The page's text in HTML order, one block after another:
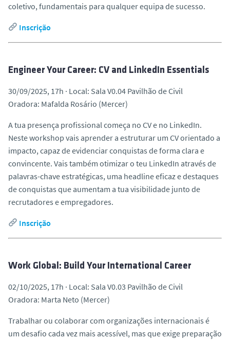
coletivo, fundamentais para qualquer equipa de sucesso.
Inscrição
Engineer Your Career: CV and LinkedIn Essentials
30/09/2025, 17h · Local: Sala V0.04 Pavilhão de Civil
Oradora: Mafalda Rosário (Mercer)
A tua presença profissional começa no CV e no LinkedIn.
Neste workshop vais aprender a estruturar um CV orientado a
impacto, capaz de evidenciar conquistas de forma clara e
convincente. Vais também otimizar o teu LinkedIn através de
palavras-chave estratégicas, uma headline eficaz e destaques
de conquistas que aumentam a tua visibilidade junto de
recrutadores e empregadores.
Inscrição
Work Global: Build Your International Career
02/10/2025, 17h · Local: Sala V0.03 Pavilhão de Civil
Oradora: Marta Neto (Mercer)
Trabalhar ou colaborar com organizações internacionais é
um desafio cada vez mais acessível, mas que exige preparação